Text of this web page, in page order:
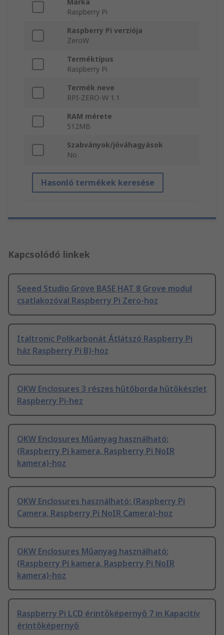
Márka
Raspberry Pi
Raspberry Pi verziója
ZeroW
Terméktípus
Raspberry Pi
Termék neve
RPI-ZERO-W 1.1
RAM mérete
512MB
Szabványok/jóváhagyások
No
Hasonló termékek keresése
Kapcsolódó linkek
Seeed Studio Grove BASE HAT 8 Grove modul
csatlakozóval Raspberry Pi Zero-hoz
Italtronic Polikarbonát Átlátszó Raspberry Pi
ház Raspberry Pi B)-hoz
OKW Enclosures 3 részes hűtőborda hűtőkészlet
Raspberry Pi-hez
OKW Enclosures Műanyag használható:
(Raspberry Pi kamera, Raspberry Pi NoIR
kamera)-hoz
OKW Enclosures használható: (Raspberry Pi
Camera, Raspberry Pi NoIR Camera)-hoz
OKW Enclosures Műanyag használható:
(Raspberry Pi kamera, Raspberry Pi NoIR
kamera)-hoz
Raspberry Pi LCD érintőképernyő 7 in Kapacitív
érintőképernyő